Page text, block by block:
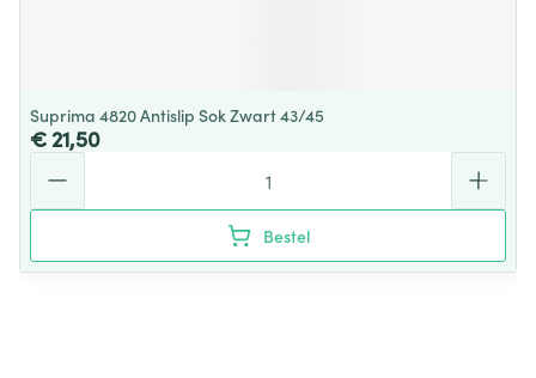
Suprima 4820 Antislip Sok Zwart 43/45
€ 21,50
Bestel